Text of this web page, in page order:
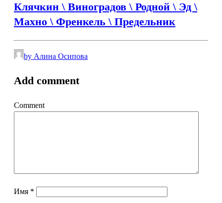
Клячкин \ Виноградов \ Родной \ Эд \
Махно \ Френкель \ Предельник
by Алина Осипова
Add comment
Comment
Имя *